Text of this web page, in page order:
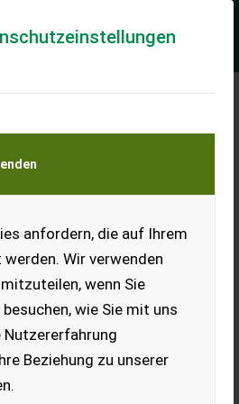
anfordern, die auf Ihrem
Wir verwenden
wenn Sie
wie Sie mit uns
Nutzererfahrung
Beziehung zu unserer
und Baumaschinen –
Tiertransporte
(h): 400/50-15, Allrad,
________